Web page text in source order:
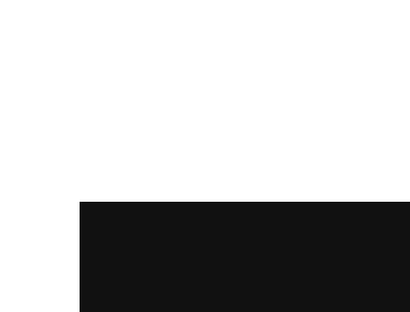
Nel secondo tempo i ritmi
L’episodio che rischia di
gioco per un check del VAR
Cremonese, decidendo infine